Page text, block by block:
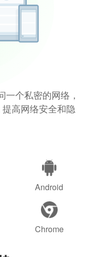
个私密的网络，
高网络安全和隐
Android
Chrome